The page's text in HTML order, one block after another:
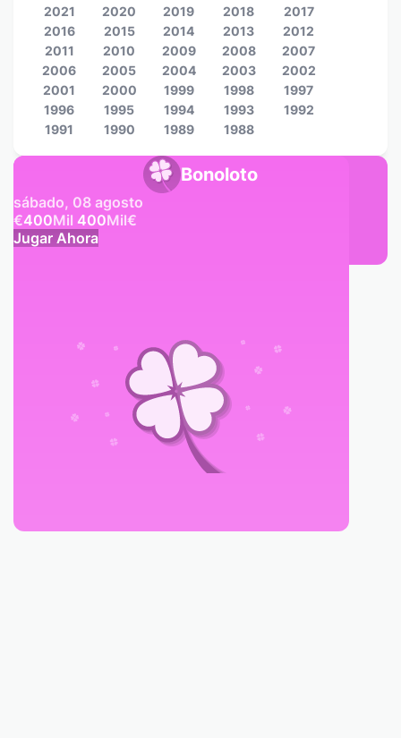
Bonoloto
sábado, 08 agosto
€400Mil 400Mil€
Jugar Ahora
2021
2020 2019 2018
2017
2016
2015 2014 2013
2012
2011
2010 2009 2008
2007
2006
2005 2004 2003
2002
2001
2000 1999 1998
1997
1996
1995 1994 1993
1992
1991
1990 1989 1988